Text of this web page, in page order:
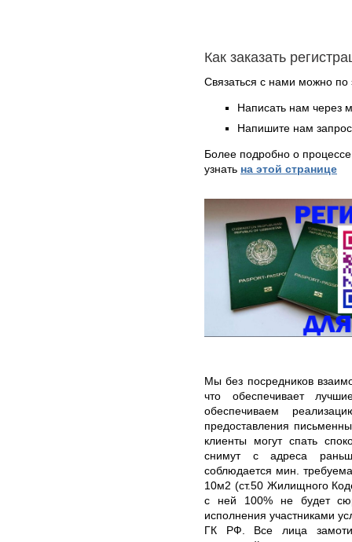
Как заказать
Связаться с нами можно по
Написать нам через
Напишите нам
Более подробно о
узнать на этой странице
Мы без посредников
что обеспечивает
обеспечиваем
предоставления
клиенты могут спать
снимут с адреса
соблюдается мин.
10м2 (ст.50 Жилищного
с ней 100% не будет
исполнения участниками
ГК РФ. Все лица